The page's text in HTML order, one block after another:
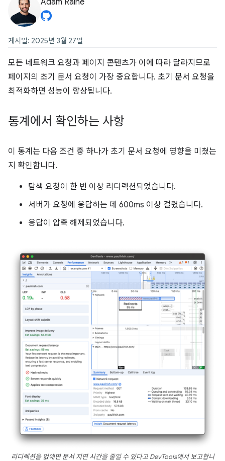
Adam Raine
게시일: 2025년 3월 27일
모든 네트워크 요청과 페이지 콘텐츠가 이에 따라 달라지므로
페이지의 초기 문서 요청이 가장 중요합니다. 초기 문서 요청을
최적화하면 성능이 향상됩니다.
통계에서 확인하는 사항
이 통계는 다음 조건 중 하나가 초기 문서 요청에 영향을 미쳤는
지 확인합니다.
탐색 요청이 한 번 이상 리디렉션되었습니다.
서버가 요청에 응답하는 데 600ms 이상 걸렸습니다.
응답이 압축 해제되었습니다.
리디렉션을 없애면 문서 지연 시간을 줄일 수 있다고 DevTools에서 보고합니